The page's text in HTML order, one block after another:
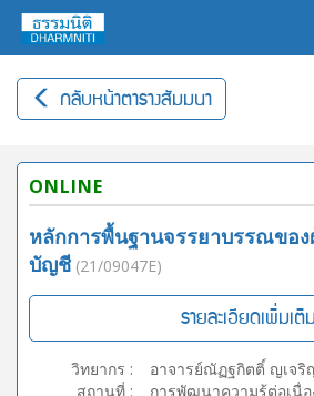
กลับหน้าตารางสัมมนา
ONLINE
หลักการพื้นฐานจรรยาบรรณขอ
บัญชี (21/09047E)
รายละเอียดเพิ่มเติ
วิทยากร :
อาจารย์ณัฏฐกิตติ์ ญเจ
สถานที่ :
การพัฒนาความรู้ต่อเนื่